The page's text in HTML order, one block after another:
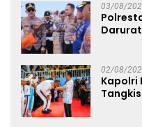
03/08/
02/08/
Kapolri